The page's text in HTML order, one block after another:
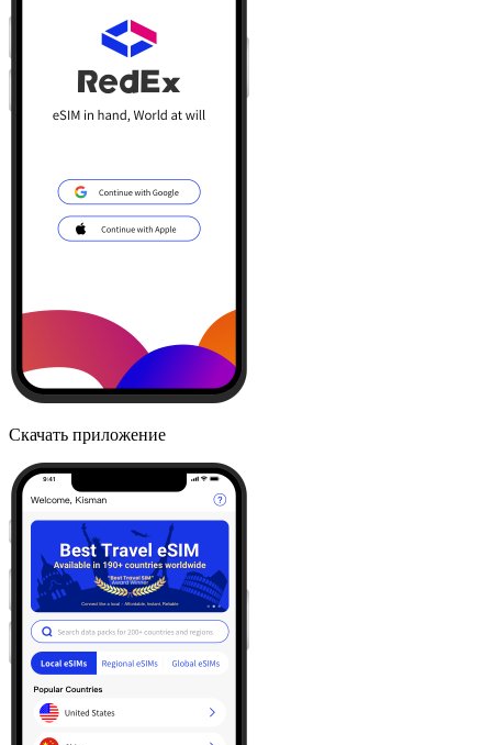
Скачать приложение